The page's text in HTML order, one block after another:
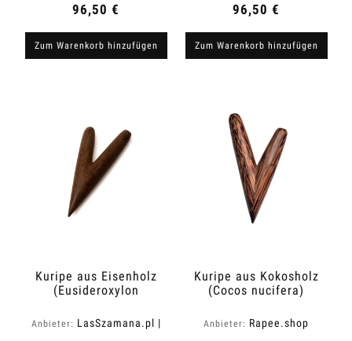
96,50 €
Zum Warenkorb hinzufügen
96,50 €
Zum Warenkorb hinzufügen
Kuripe aus Eisenholz
(Eusideroxylon
Anbieter: LasSzamana.pl |
Kuripe aus Kokosholz
(Cocos nucifera)
Anbieter: Rapee.shop